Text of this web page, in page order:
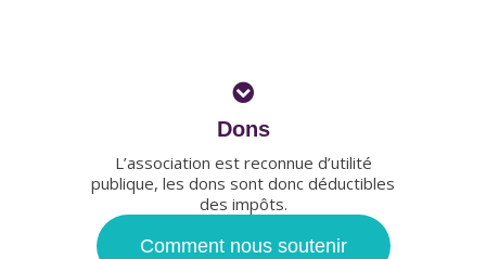
Dons
L’association est reconnue d’utilité
publique, les dons sont donc déductibles
des impôts.
Comment nous soutenir